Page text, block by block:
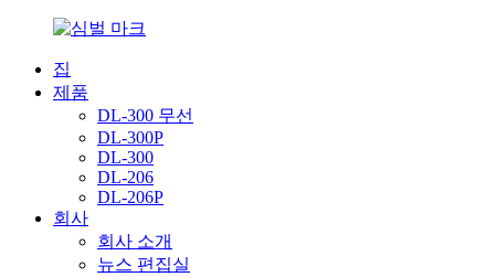
집
제품
DL-300 무선
DL-300P
DL-300
DL-206
DL-206P
회사
회사 소개
뉴스 편집실